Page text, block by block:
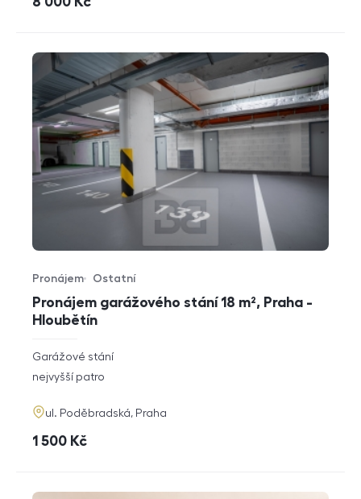
Pronájem garážového stání 18 m², Praha -
Hloubětín
Typ nabídky
Pronájem
Typ nemovitosti
Ostatní
rozměry
dispozice
Garážové stání
funkce
nejvyšší patro
adresa
ul. Poděbradská, Praha
cena
1 500 Kč